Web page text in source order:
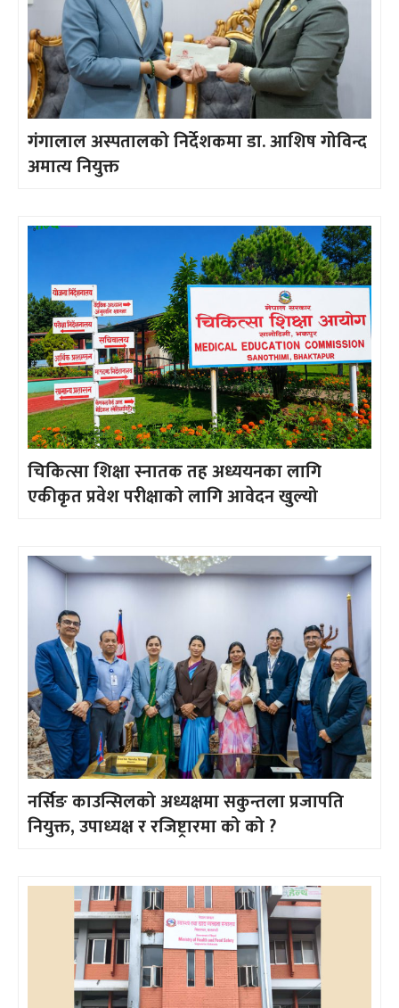
गंगालाल अस्पतालको निर्देशकमा डा. आशिष गोविन्द
अमात्य नियुक्त
चिकित्सा शिक्षा स्नातक तह अध्ययनका लागि
एकीकृत प्रवेश परीक्षाको लागि आवेदन खुल्यो
नर्सिङ काउन्सिलको अध्यक्षमा सकुन्तला प्रजापति
नियुक्त, उपाध्यक्ष र रजिष्ट्रारमा को को ?